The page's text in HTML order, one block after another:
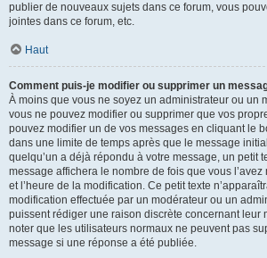
publier de nouveaux sujets dans ce forum, vous
jointes dans ce forum, etc.
Haut
Comment puis-je modifier ou supprimer un
À moins que vous ne soyez un administrateur ou un
vous ne pouvez modifier ou supprimer que vos
pouvez modifier un de vos messages en cliquant le
dans une limite de temps après que le message
quelqu’un a déjà répondu à votre message, un petit
message affichera le nombre de fois que vous
et l’heure de la modification. Ce petit texte
modification effectuée par un modérateur ou un
puissent rédiger une raison discrète concernant leur
noter que les utilisateurs normaux ne peuvent pas
message si une réponse a été publiée.